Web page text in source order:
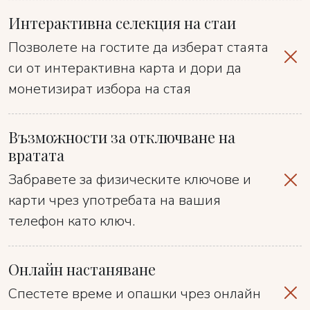
Интерактивна селекция на стаи
Позволете на гостите да изберат стаята
си от интерактивна карта и дори да
монетизират избора на стая
Възможности за отключване на
вратата
Забравете за физическите ключове и
карти чрез употребата на вашия
телефон като ключ.
Онлайн настаняване
Спестете време и опашки чрез онлайн